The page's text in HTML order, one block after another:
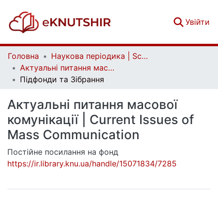
Увійти
Головна
Наукова періодика | Scientific periodicals
Актуальні питання масової комунікації | Current Issues of Mass Communication
Підфонди та Зібрання
Актуальні питання масової
комунікації | Current Issues of
Mass Communication
Постійне посилання на фонд
https://ir.library.knu.ua/handle/15071834/7285